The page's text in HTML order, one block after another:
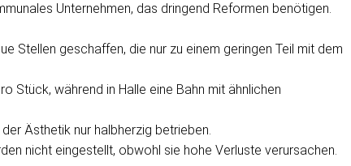
Unternehmen, das dringend Reformen benötigen.
Stellen geschaffen, die nur zu einem geringen Teil mit dem
Stück, während in Halle eine Bahn mit ähnlichen
Ästhetik nur halbherzig betrieben.
nicht eingestellt, obwohl sie hohe Verluste verursachen.